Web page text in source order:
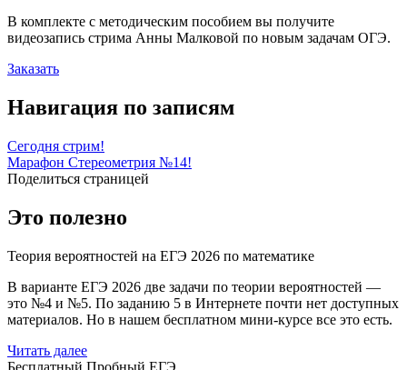
В комплекте с методическим пособием вы получите
видеозапись стрима Анны Малковой по новым задачам ОГЭ.
Заказать
Навигация по записям
Сегодня стрим!
Марафон Стереометрия №14!
Поделиться страницей
Это полезно
Теория вероятностей на ЕГЭ 2026 по математике
В варианте ЕГЭ 2026 две задачи по теории вероятностей —
это №4 и №5. По заданию 5 в Интернете почти нет доступных
материалов. Но в нашем бесплатном мини-курсе все это есть.
Читать далее
Бесплатный Пробный ЕГЭ